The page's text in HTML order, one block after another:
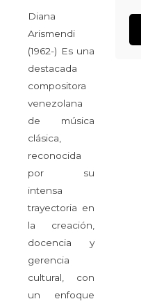
Diana
Arismendi
(1962-) Es una
destacada
compositora
venezolana
de música
clásica,
reconocida
por su
intensa
trayectoria en
la creación,
docencia y
gerencia
cultural, con
un enfoque